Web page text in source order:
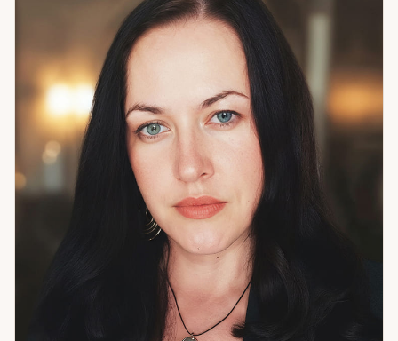
жизненными циклами: когда понимаешь, в каком периоде
находишься, действия становятся точными, а не
случайными. Психологический подход — язык, на котором
можно объяснить себе то, что нашли через символ.
Отдельное направление — анализ сновидений.
Повторяющиеся сны и образы — это не случайность. Это
сигналы, которые стоит уметь читать. Я работаю с
самопознанием и внутренним ростом, с отношениями и
любовью, с кризисами и выборами, с профессиональной
реализацией и завершением прошлого. Клиенты из 12
стран. Если вы хотите разобраться — не только в ситуации,
но и в себе — приходите.